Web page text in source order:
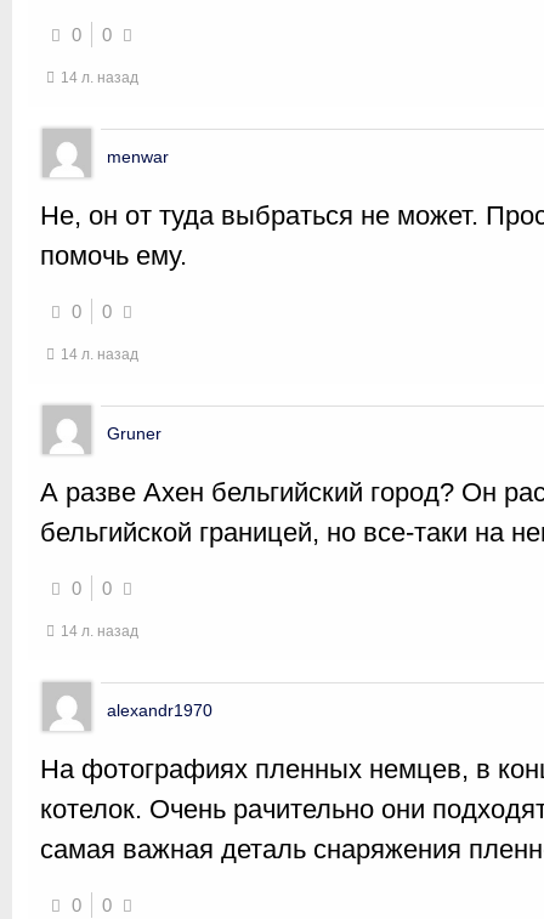
0 0
14 л. назад
menwar
Не, он от туда выбраться не может.
помочь ему.
0 0
14 л. назад
Gruner
А разве Ахен бельгийский город? Он
бельгийской границей, но все-таки на
0 0
14 л. назад
alexandr1970
На фотографиях пленных немцев, в
котелок. Очень рачительно они
самая важная деталь снаряжения
0 0